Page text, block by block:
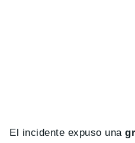
El incidente expuso una